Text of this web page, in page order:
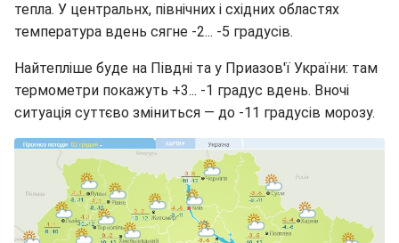
тепла. У центральнх, північних і східних областях
температура вдень сягне -2... -5 градусів.
Найтепліше буде на Півдні та у Приазов'ї України: там
термометри покажуть +3... -1 градус вдень. Вночі
ситуація суттєво зміниться — до -11 градусів морозу.